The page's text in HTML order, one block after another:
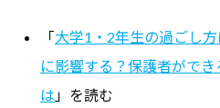
「大学1・2年生の過ごし
に影響する？保護者がで
は 」を読む